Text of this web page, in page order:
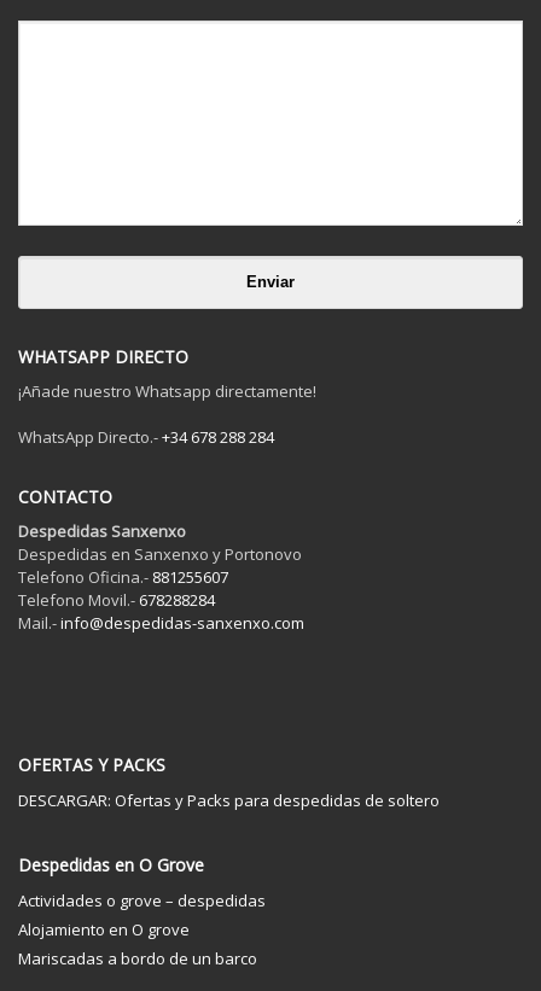
WHATSAPP DIRECTO
¡Añade nuestro Whatsapp directamente!
WhatsApp Directo.-+34 678 288 284
CONTACTO
Despedidas Sanxenxo
Despedidas en Sanxenxo y Portonovo
Telefono Oficina.- 881255607
Telefono Movil.- 678288284
Mail.-info@despedidas-sanxenxo.com
OFERTAS Y PACKS
DESCARGAR: Ofertas y Packs para despedidas de soltero
Despedidas en O Grove
Actividades o grove – despedidas
Alojamiento en O grove
Mariscadas a bordo de un barco